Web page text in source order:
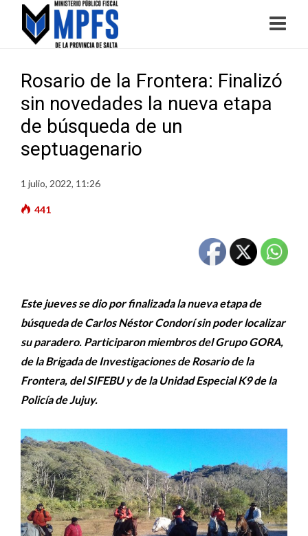
Rosario de la Frontera: Finalizó
sin novedades la nueva etapa
de búsqueda de un
septuagenario
1 julio, 2022, 11:26
441
Este jueves se dio por finalizada la nueva etapa de
búsqueda de Carlos Néstor Condorí sin poder localizar
su paradero. Participaron miembros del Grupo GORA,
de la Brigada de Investigaciones de Rosario de la
Frontera, del SIFEBU y de la Unidad Especial K9 de la
Policía de Jujuy.